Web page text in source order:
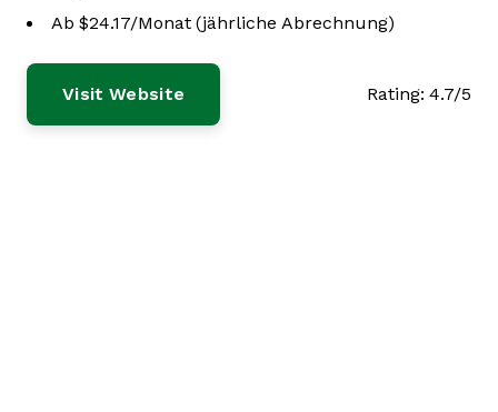
Ab $24.17/Monat (jährliche Abrechnung)
Visit Website Rating: 4.7/5